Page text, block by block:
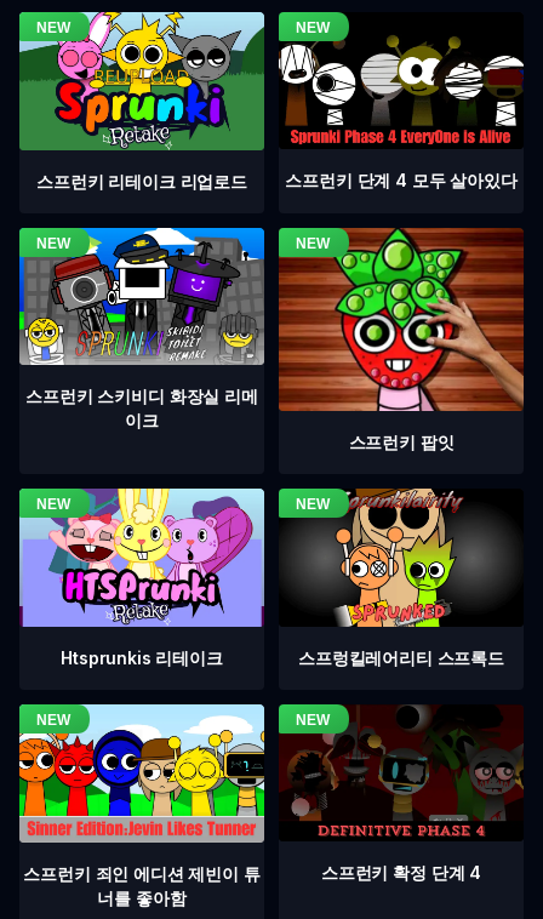
스프런키 리테이크 리업로드 스프런키 단계 4 모두 살아있다
스프런키 스키비디 화장실 리메
이크
스프런키 팝잇
Htsprunkis 리테이크 스프렁킬레어리티 스프록드
스프런키 죄인 에디션 제빈이 튜
너를 좋아함
스프런키 확정 단계 4